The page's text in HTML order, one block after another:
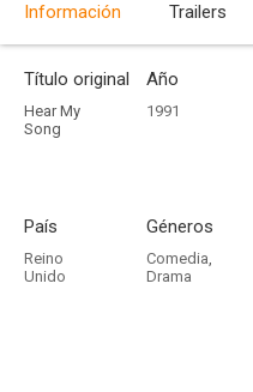
Información Trailers
Título original
Hear My
Song
Año
1991
País
Reino
Unido
Géneros
Comedia,
Drama